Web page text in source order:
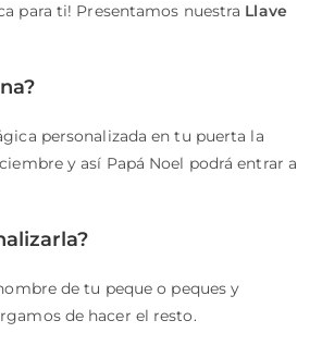
para ti! Presentamos nuestra Llave
personalizada en tu puerta la
y así Papá Noel podrá entrar a
de tu peque o peques y
de hacer el resto.